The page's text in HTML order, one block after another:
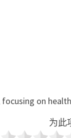
on
为此